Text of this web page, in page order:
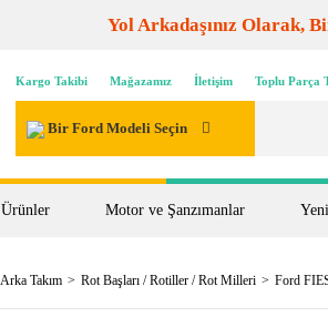
Yol Arkadaşınız Olarak,
Kargo Takibi Mağazamız İletişim Toplu Parça
Bir Ford Modeli Seçin
Motor ve Şanzımanlar
Takım Rot Başları / Rotiller / Rot Milleri Ford